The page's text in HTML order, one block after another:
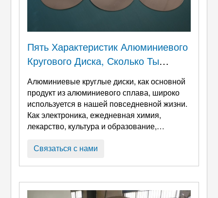
Пять Характеристик Алюминиевого
Кругового Диска, Сколько Ты
Знаешь?
Алюминиевые круглые диски, как основной
продукт из алюминиевого сплава, широко
используется в нашей повседневной жизни.
Как электроника, ежедневная химия,
лекарство, культура и образование,
антипригарным покрытием, скороварка, и
продукты, сценарии применения очень
широки. Можно сказать, что алюминиевые
Связаться с нами